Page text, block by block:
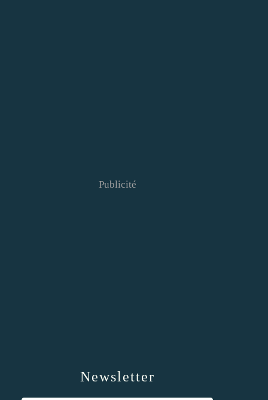
Newsletter
Publicité